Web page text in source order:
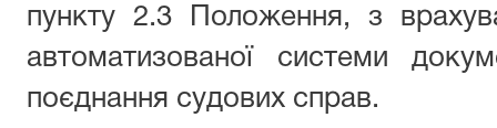
пункту 2.3 Положення, з
автоматизованої системи
поєднання судових справ.